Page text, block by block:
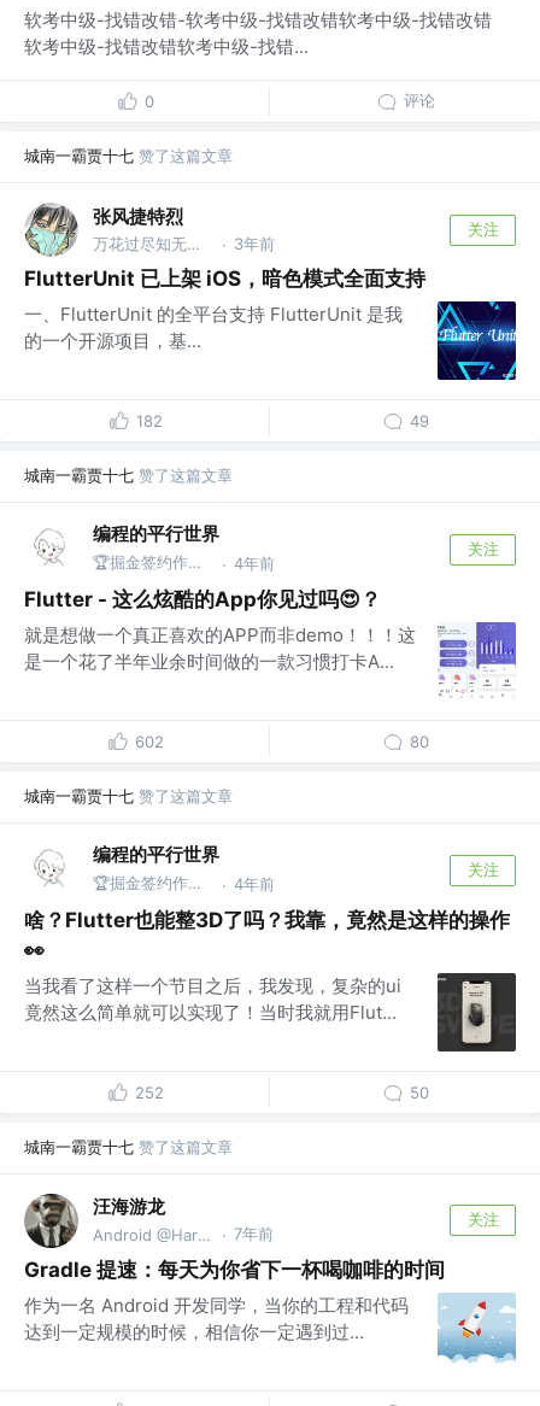
软考中级-找错改错-软考中级-找错改错软考中级-找错改错
软考中级-找错改错软考中级-找错...
0 评论
城南一霸贾十七 赞了这篇文章
张风捷特烈
万花过尽知无物 @编程之王 · 3年前
关注
FlutterUnit 已上架 iOS，暗色模式全面支持
一、FlutterUnit 的全平台支持 FlutterUnit 是我
的一个开源项目，基...
182 49
城南一霸贾十七 赞了这篇文章
编程的平行世界
🏆掘金签约作者@Taxze · 4年前
关注
Flutter - 这么炫酷的App你见过吗😍？
就是想做一个真正喜欢的APP而非demo！！！这
是一个花了半年业余时间做的一款习惯打卡A...
602 80
城南一霸贾十七 赞了这篇文章
编程的平行世界
🏆掘金签约作者@Taxze · 4年前
关注
啥？Flutter也能整3D了吗？我靠，竟然是这样的操作
👀
当我看了这样一个节目之后，我发现，复杂的ui
竟然这么简单就可以实现了！当时我就用Flut...
252 50
城南一霸贾十七 赞了这篇文章
汪海游龙
Android @Harlon Wang · 7年前
关注
Gradle 提速：每天为你省下一杯喝咖啡的时间
作为一名 Android 开发同学，当你的工程和代码
达到一定规模的时候，相信你一定遇到过...